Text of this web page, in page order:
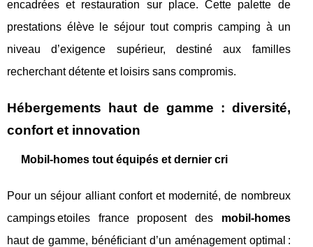
encadrées et restauration sur place. Cette palette de
prestations élève le séjour tout compris camping à un
niveau d’exigence supérieur, destiné aux familles
recherchant détente et loisirs sans compromis.
Hébergements haut de gamme : diversité,
confort et innovation
Mobil-homes tout équipés et dernier cri
Pour un séjour alliant confort et modernité, de nombreux
campings etoiles france proposent des mobil-homes
haut de gamme, bénéficiant d’un aménagement optimal :